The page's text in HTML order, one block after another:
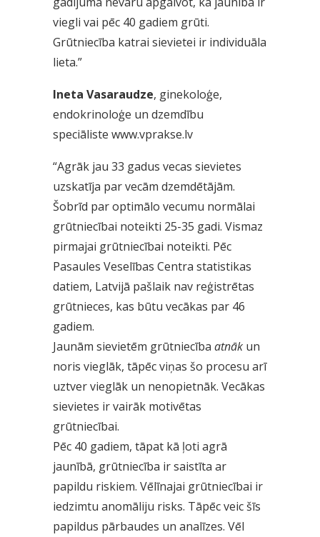
viegli vai pēc 40 gadiem grūti.
Grūtniecība katrai sievietei ir individuāla
lieta.”
Ineta Vasaraudze, ginekoloģe,
endokrinoloģe un dzemdību
speciāliste www.vprakse.lv
“Agrāk jau 33 gadus vecas sievietes
uzskatīja par vecām dzemdētājām.
Šobrīd par optimālo vecumu normālai
grūtniecībai noteikti 25-35 gadi. Vismaz
pirmajai grūtniecībai noteikti. Pēc
Pasaules Veselības Centra statistikas
datiem, Latvijā pašlaik nav reģistrētas
grūtnieces, kas būtu vecākas par 46
gadiem.
Jaunām sievietēm grūtniecība atnāk un
noris vieglāk, tāpēc viņas šo procesu arī
uztver vieglāk un nenopietnāk. Vecākas
sievietes ir vairāk motivētas
grūtniecībai.
Pēc 40 gadiem, tāpat kā ļoti agrā
jaunībā, grūtniecība ir saistīta ar
papildu riskiem. Vēlīnajai grūtniecībai ir
iedzimtu anomāliju risks. Tāpēc veic šīs
papildus pārbaudes un analīzes. Vēl